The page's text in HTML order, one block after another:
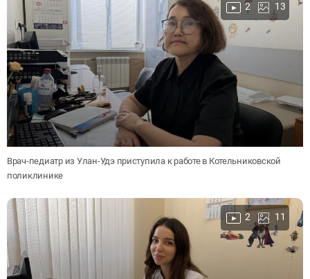
2 13
Врач-педиатр из Улан-Удэ приступила к работе в Котельниковской
поликлинике
2 11